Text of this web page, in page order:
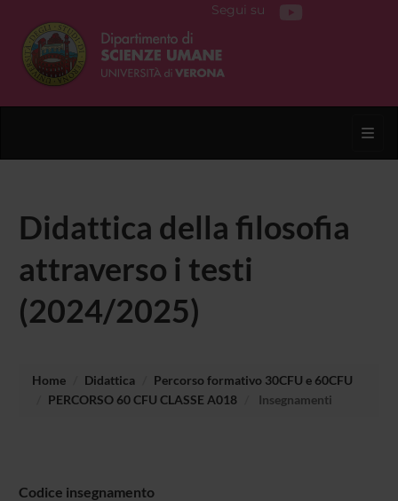
Segui su
Didattica della filosofia
attraverso i testi
(2024/2025)
Home Didattica
Percorso formativo 30CFU e 60CFU
PERCORSO 60 CFU CLASSE A018
Insegnamenti
Codice insegnamento